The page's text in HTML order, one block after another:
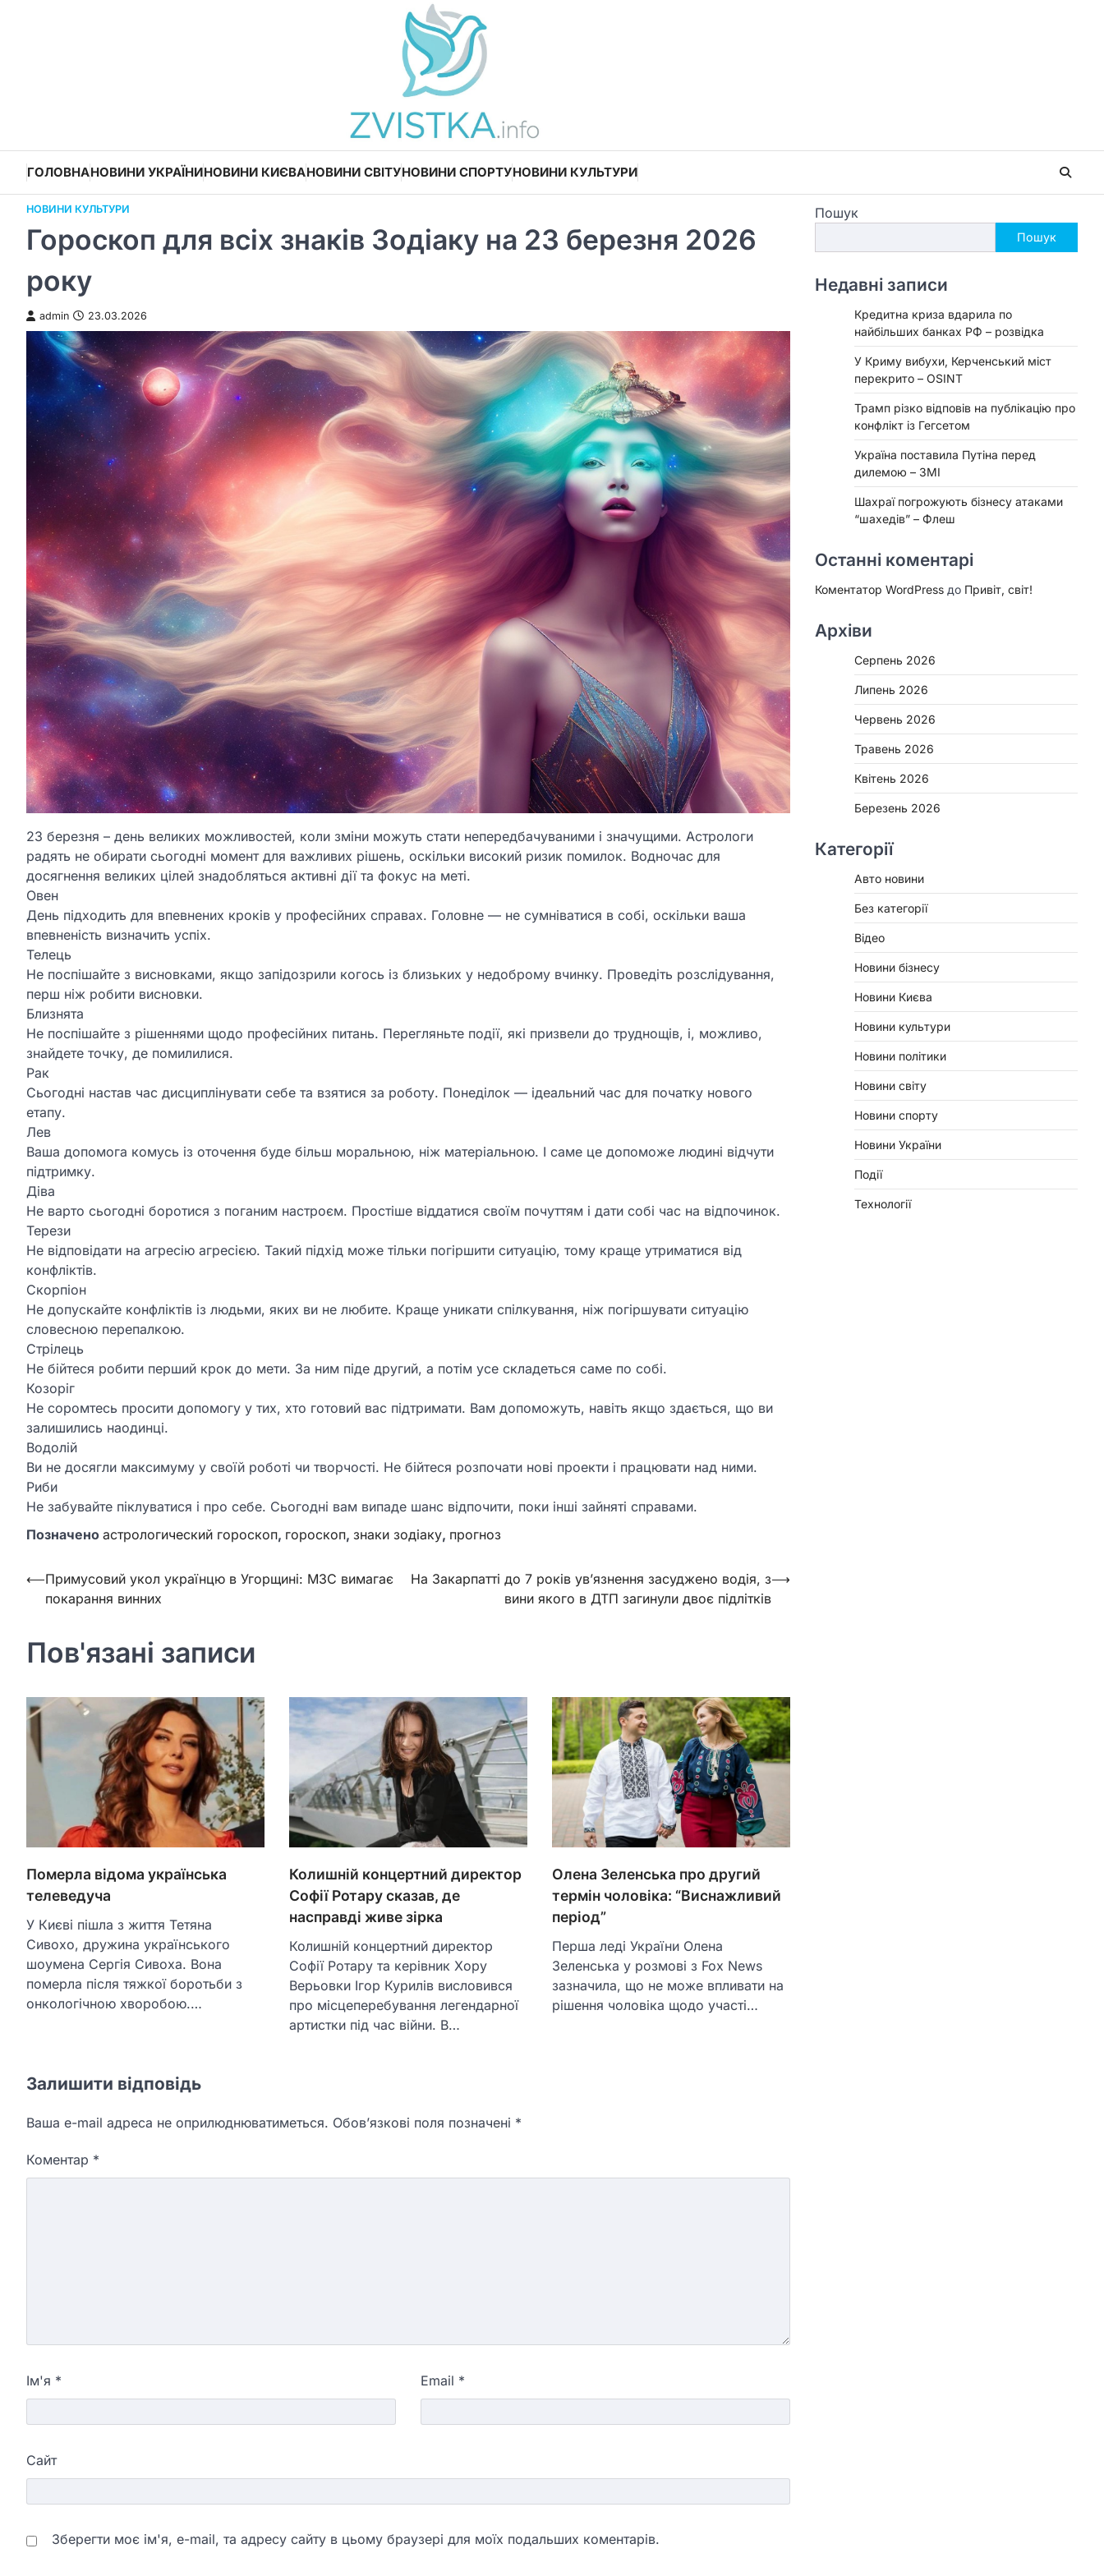
ГОЛОВНАНОВИНИ УКРАЇНИНОВИНИ КИЄВАНОВИНИ СВІТУНОВИНИ СПОРТУНОВИНИ КУЛЬТУРИ
НОВИНИ КУЛЬТУРИ
Гороскоп для всіх знаків Зодіаку на 23 березня 2026
року
admin 23.03.2026
23 березня – день великих можливостей, коли зміни можуть стати непередбачуваними і значущими. Астрологи
радять не обирати сьогодні момент для важливих рішень, оскільки високий ризик помилок. Водночас для
досягнення великих цілей знадобляться активні дії та фокус на меті.
Овен
День підходить для впевнених кроків у професійних справах. Головне — не сумніватися в собі, оскільки ваша
впевненість визначить успіх.
Телець
Не поспішайте з висновками, якщо запідозрили когось із близьких у недоброму вчинку. Проведіть розслідування,
перш ніж робити висновки.
Близнята
Не поспішайте з рішеннями щодо професійних питань. Перегляньте події, які призвели до труднощів, і, можливо,
знайдете точку, де помилилися.
Рак
Сьогодні настав час дисциплінувати себе та взятися за роботу. Понеділок — ідеальний час для початку нового
етапу.
Лев
Ваша допомога комусь із оточення буде більш моральною, ніж матеріальною. І саме це допоможе людині відчути
підтримку.
Діва
Не варто сьогодні боротися з поганим настроєм. Простіше віддатися своїм почуттям і дати собі час на відпочинок.
Терези
Не відповідати на агресію агресією. Такий підхід може тільки погіршити ситуацію, тому краще утриматися від
конфліктів.
Скорпіон
Не допускайте конфліктів із людьми, яких ви не любите. Краще уникати спілкування, ніж погіршувати ситуацію
словесною перепалкою.
Стрілець
Не бійтеся робити перший крок до мети. За ним піде другий, а потім усе складеться саме по собі.
Козоріг
Не соромтесь просити допомогу у тих, хто готовий вас підтримати. Вам допоможуть, навіть якщо здається, що ви
залишились наодинці.
Водолій
Ви не досягли максимуму у своїй роботі чи творчості. Не бійтеся розпочати нові проекти і працювати над ними.
Риби
Не забувайте піклуватися і про себе. Сьогодні вам випаде шанс відпочити, поки інші зайняті справами.
Позначено астрологический гороскоп, гороскоп, знаки зодіаку, прогноз
Навігація
записів
⟵Примусовий укол українцю в Угорщині: МЗС вимагає
покарання винних
На Закарпатті до 7 років ув’язнення засуджено водія, з
вини якого в ДТП загинули двоє підлітків
⟶
Пов'язані записи
Померла відома українська
телеведуча
У Києві пішла з життя Тетяна
Сивохо, дружина українського
шоумена Сергія Сивоха. Вона
померла після тяжкої боротьби з
онкологічною хворобою.…
Колишній концертний директор
Софії Ротару сказав, де
насправді живе зірка
Колишній концертний директор
Софії Ротару та керівник Хору
Верьовки Ігор Курилів висловився
про місцеперебування легендарної
артистки під час війни. В…
Олена Зеленська про другий
термін чоловіка: “Виснажливий
період”
Перша леді України Олена
Зеленська у розмові з Fox News
зазначила, що не може впливати на
рішення чоловіка щодо участі…
Залишити відповідь
Ваша e-mail адреса не оприлюднюватиметься. Обов’язкові поля позначені *
Коментар *
Ім'я * Email *
Сайт
Зберегти моє ім'я, e-mail, та адресу сайту в цьому браузері для моїх подальших коментарів.
Пошук
Пошук
Недавні записи
Кредитна криза вдарила по
найбільших банках РФ – розвідка
У Криму вибухи, Керченський міст
перекрито – OSINT
Трамп різко відповів на публікацію про
конфлікт із Гегсетом
Україна поставила Путіна перед
дилемою – ЗМІ
Шахраї погрожують бізнесу атаками
“шахедів” – Флеш
Останні коментарі
Коментатор WordPress до Привіт, світ!
Архіви
Серпень 2026
Липень 2026
Червень 2026
Травень 2026
Квітень 2026
Березень 2026
Категорії
Авто новини
Без категорії
Відео
Новини бізнесу
Новини Києва
Новини культури
Новини політики
Новини світу
Новини спорту
Новини України
Події
Технології